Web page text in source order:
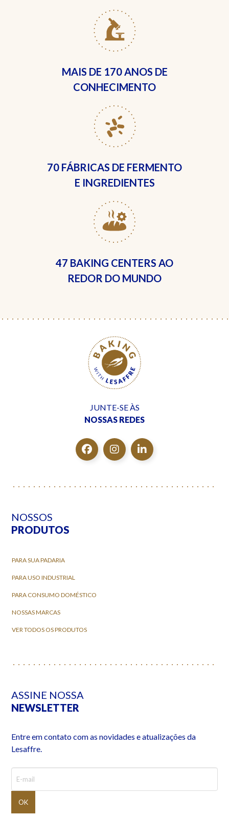
MAIS DE 170 ANOS DE
CONHECIMENTO
70 FÁBRICAS DE FERMENTO
E INGREDIENTES
47 BAKING CENTERS AO
REDOR DO MUNDO
JUNTE-SE ÀS
NOSSAS REDES
NOSSOS
PRODUTOS
PARA SUA PADARIA
PARA USO INDUSTRIAL
PARA CONSUMO DOMÉSTICO
NOSSAS MARCAS
VER TODOS OS PRODUTOS
ASSINE NOSSA
NEWSLETTER
Entre em contato com as novidades e atualizações da
Lesaffre.